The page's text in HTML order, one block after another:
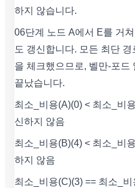
하지 않습니다.
06단계 노드 A에서 E를 거
도 갱신합니다. 모든 최단
을 체크했으므로, 벨만-포드
끝났습니다.
최소_비용(A)(0) < 최소_비
신하지 않음
최소_비용(B)(4) < 최소_비
하지 않음
최소_비용(C)(3) == 최소_